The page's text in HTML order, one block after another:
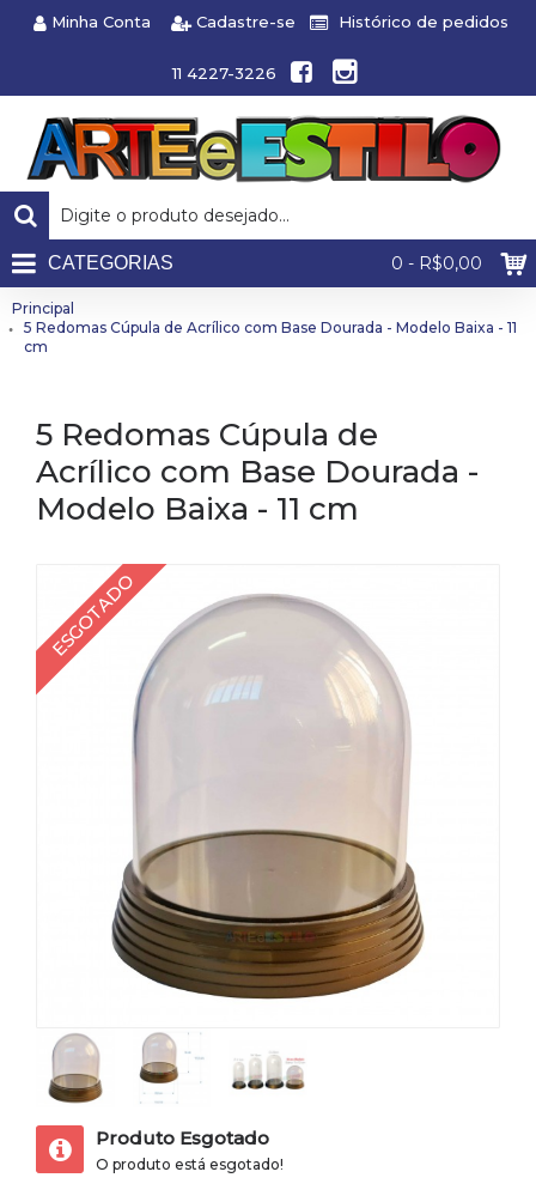
Minha Conta Cadastre-se Histórico de pedidos
11 4227-3226
0 - R$0,00
CATEGORIAS
Principal
5 Redomas Cúpula de Acrílico com Base Dourada - Modelo Baixa - 11
cm
5 Redomas Cúpula de
Acrílico com Base Dourada -
Modelo Baixa - 11 cm
ESGOTADO
Produto Esgotado
O produto está esgotado!